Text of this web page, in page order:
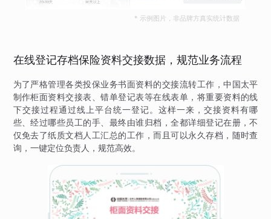
* 示例图片，非品牌方真实统计数据
在线登记存档保险资料交接数据，规范业务流程
为了严格管理各类投保业务书面资料的交接流转工作，中国太平
制作柜面资料交接表、错单登记表等在线表单，将重要资料的线
下交接过程通过线上平台统一登记。这样一来，交接资料有哪
些、经过哪些员工的手、最终由谁归档，全都详细登记在册，不
仅免去了纸质文档人工汇总的工作，而且可以永久存档，随时查
询，一键定位负责人，规范高效。